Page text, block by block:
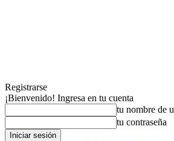
Registrarse
¡Bienvenido! Ingresa en tu cuenta
tu nombre de
tu contraseña